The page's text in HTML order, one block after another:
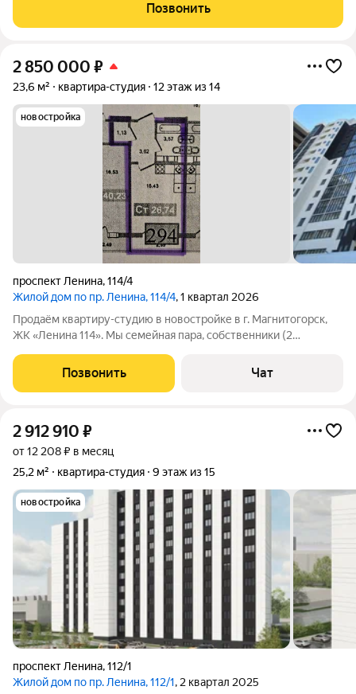
Позвонить
2 850 000 ₽
23,6 м² квартира-студия 12 этаж из 14
новостройка
проспект Ленина,114/4
Жилой дом по пр. Ленина, 114/4, 1 квартал 2026
Продаём квартиру-студию в новостройке в г. Магнитогорск,
ЖК «Ленина 114». Мы семейная пара, собственники (2
совмещённый Есть балкон Сдача дома: дом введён в
эксплуатацию Окна выходят в сторону
Позвонить Чат
2 912 910 ₽
от 12 208 ₽ в месяц
25,2 м²
квартира-студия 9 этаж из 15
новостройка
проспект Ленина,112/1
Жилой дом по пр. Ленина, 112/1, 2 квартал 2025